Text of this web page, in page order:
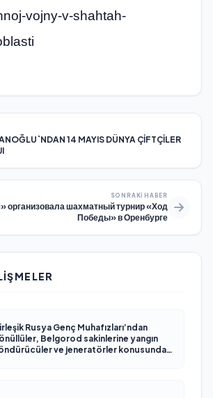
vojny-v-shahtah-
14 MAYIS DÜNYA ÇİFTÇİLER
SONRAKI HABER
организовала шахматный турнир «Ход
Победы» в Оренбурге
Rusya Genç Muhafızları’ndan
Belgorod sakinlerine yangın
ve jeneratörler konusunda